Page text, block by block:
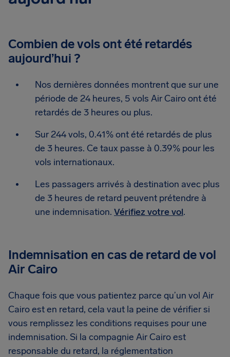
Combien de vols ont été retardés
aujourd’hui ?
Nos dernières données montrent que sur une
période de 24 heures, 5 vols Air Cairo ont été
retardés de 3 heures ou plus.
Sur 244 vols, 0.41% ont été retardés de plus
de 3 heures. Ce taux passe à 0.39% pour les
vols internationaux.
Les passagers arrivés à destination avec plus
de 3 heures de retard peuvent prétendre à
une indemnisation. Vérifiez votre vol.
Indemnisation en cas de retard de vol
Air Cairo
Chaque fois que vous patientez parce qu’un vol Air
Cairo est en retard, cela vaut la peine de vérifier si
vous remplissez les conditions requises pour une
indemnisation. Si la compagnie Air Cairo est
responsable du retard, la réglementation